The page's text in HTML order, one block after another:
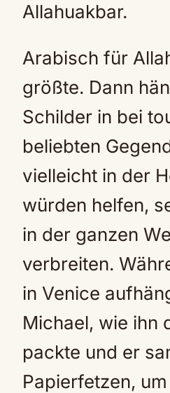
Allahuakbar.
Arabisch für
größte. Dann
Schilder in bei
beliebten
vielleicht in der
würden helfen,
in der ganzen
verbreiten.
in Venice
Michael, wie ihn
packte und er
Papierfetzen,